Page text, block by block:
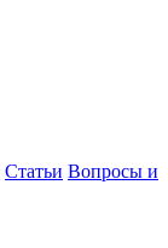
Статьи Вопросы и